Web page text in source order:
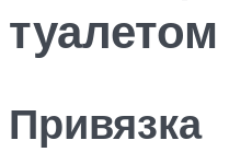
туалетом
Привязка